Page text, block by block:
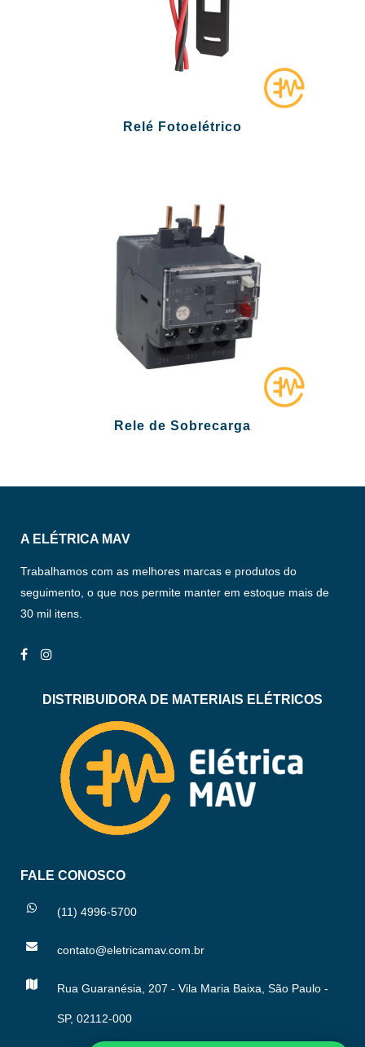
Relé Fotoelétrico
Rele de Sobrecarga
A ELÉTRICA MAV
Trabalhamos com as melhores marcas e produtos do
seguimento, o que nos permite manter em estoque mais de
30 mil itens.
DISTRIBUIDORA DE MATERIAIS ELÉTRICOS
FALE CONOSCO
(11) 4996-5700
contato@eletricamav.com.br
Rua Guaranésia, 207 - Vila Maria Baixa, São Paulo -
SP, 02112-000